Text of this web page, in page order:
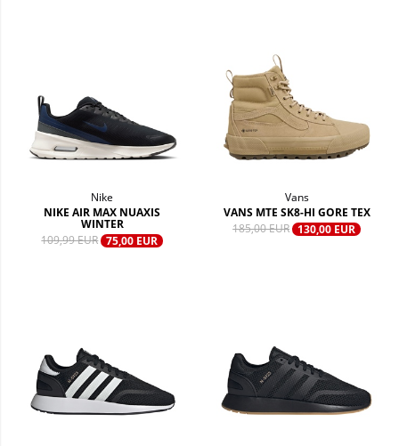
Nike
NIKE AIR MAX NUAXIS
WINTER
109,99 EUR 75,00 EUR
Vans
VANS MTE SK8-HI GORE TEX
185,00 EUR 130,00 EUR